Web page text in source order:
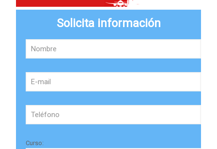
Solicita información
Curso: